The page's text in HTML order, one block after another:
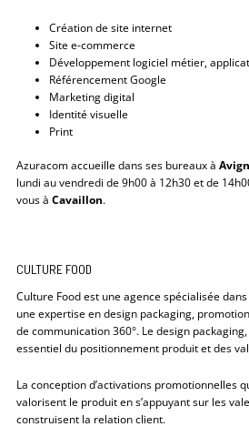
Création de site internet
Site e-commerce
Développement logiciel métier,
Référencement Google
Marketing digital
Identité visuelle
Print
Azuracom accueille dans ses bureaux à
lundi au vendredi de 9h00 à 12h30 et de
vous àCavaillon.
CULTURE FOOD
Culture Food est une agence spécialisée
une expertise en design packaging,
de communication 360°. Le design
essentiel du positionnement produit et des
La conception d’activations promotionnelles
valorisent le produit en s’appuyant sur les
construisent la relation client.